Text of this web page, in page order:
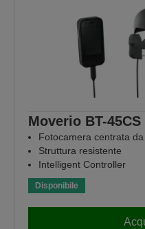
Moverio BT-45CS
Fotocamera centrata
Struttura resistente
Intelligent Controller
Disponibile